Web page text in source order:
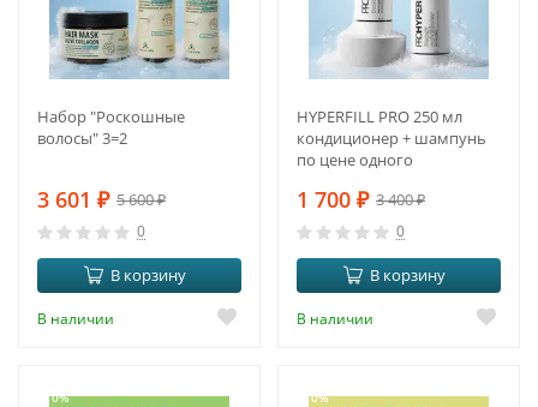
Набор "Роскошные
волосы" 3=2
3 601 ₽ 5 600₽
0
В корзину
В наличии
HYPERFILL PRO 250 мл
кондиционер + шампунь
по цене одного
1 700 ₽ 3 400₽
0
В корзину
В наличии
-10% -10%